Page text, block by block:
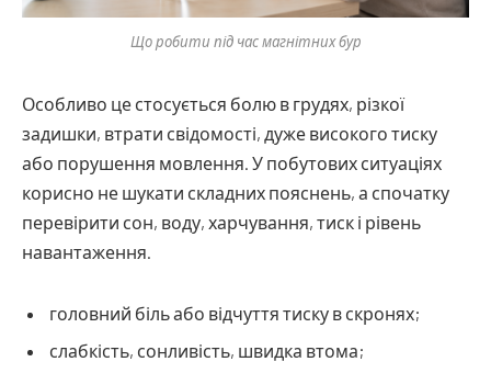
Що робити під час магнітних бур
Особливо це стосується болю в грудях, різкої
задишки, втрати свідомості, дуже високого тиску
або порушення мовлення. У побутових ситуаціях
корисно не шукати складних пояснень, а спочатку
перевірити сон, воду, харчування, тиск і рівень
навантаження.
головний біль або відчуття тиску в скронях;
слабкість, сонливість, швидка втома;